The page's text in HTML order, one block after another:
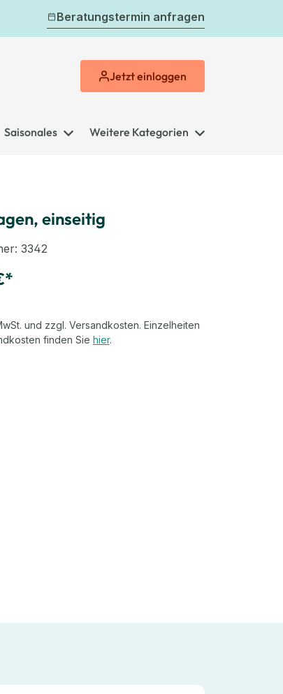
Beratungstermin anfragen
Jetzteinloggen
Saisonales Weitere Kategorien
einseitig
3342
und zzgl. Versandkosten. Einzelheiten
finden Sie hier.